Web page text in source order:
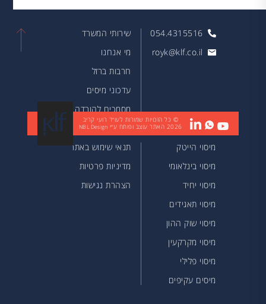
054.4315516
royk@klf.co.il
שירותי המשרד
מי אנחנו
חרבות ברזל
עדכוני מיסים
מסמכים להורדה
מאמרים
מיסוי הייטק
מיסוי בינלאומי
מיסוי יחיד
מיסוי תאגידים
מיסוי שוק ההון
מיסוי מקרקעין
מיסוי פלילי
מיסים עקיפים
תנאי שימוש באתר
מדיניות פרטיות
הצהרת נגישות
© כל הזכויות שמורות לעו״ד רועי קריב
2026 האתר עוצב ופותח ע״י NBL Design